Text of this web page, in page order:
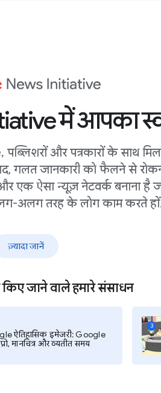
में आपका
और पत्रकारों के साथ
गलत जानकारी को फैलने से
एक ऐसा न्यूज़ नेटवर्क बनाना है
अलग तरह के लोग काम करते
ज़्यादा जानें
जाने वाले हमारे संसाधन
ऐतिहासिक इमेजरी: Google
मानचित्र और व्यतीत समय
3
आप